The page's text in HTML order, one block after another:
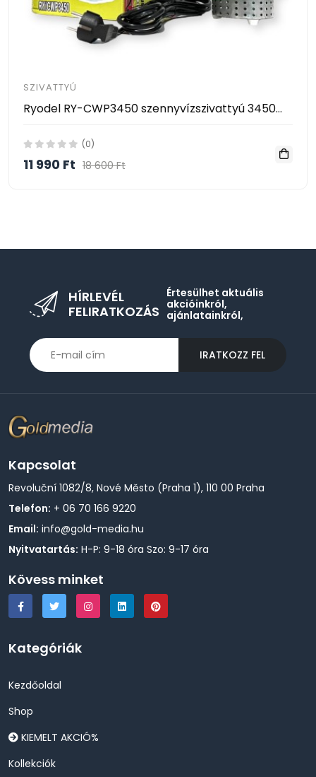
SZIVATTYÚ
Ryodel RY-CWP3450 szennyvízszivattyú 3450W teljesítménnyel
(0)
11 990 Ft 18 600 Ft
HÍRLEVÉL
FELIRATKOZÁS
Értesülhet aktuális
akcióinkról,
ajánlatainkról,
IRATKOZZ FEL
Kapcsolat
Revoluční 1082/8, Nové Město (Praha 1), 110 00 Praha
Telefon: + 06 70 166 9220
Email: info@gold-media.hu
Nyitvatartás: H-P: 9-18 óra Szo: 9-17 óra
Kövess minket
Kategóriák
Kezdőoldal
Shop
KIEMELT AKCIÓ%
Kollekciók